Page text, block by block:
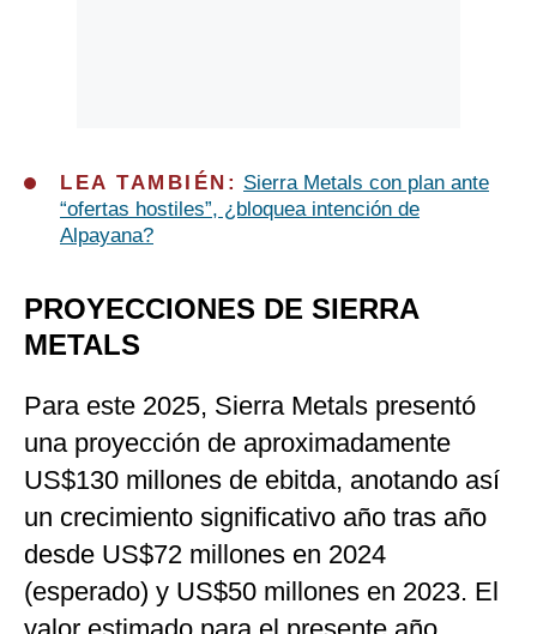
LEA TAMBIÉN: Sierra Metals con plan ante
“ofertas hostiles”, ¿bloquea intención de
Alpayana?
PROYECCIONES DE SIERRA
METALS
Para este 2025, Sierra Metals presentó
una proyección de aproximadamente
US$130 millones de ebitda, anotando así
un crecimiento significativo año tras año
desde US$72 millones en 2024
(esperado) y US$50 millones en 2023. El